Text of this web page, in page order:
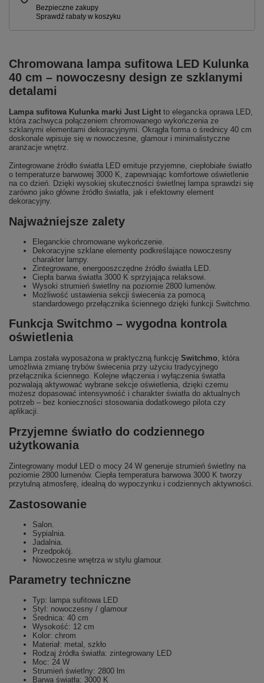
Chromowana lampa sufitowa LED Kulunka
40 cm – nowoczesny design ze szklanymi
detalami
Lampa sufitowa Kulunka marki Just Light to elegancka oprawa LED,
która zachwyca połączeniem chromowanego wykończenia ze
szklanymi elementami dekoracyjnymi. Okrągła forma o średnicy 40 cm
doskonale wpisuje się w nowoczesne, glamour i minimalistyczne
aranżacje wnętrz.
Zintegrowane źródło światła LED emituje przyjemne, ciepłobiałe światło
o temperaturze barwowej 3000 K, zapewniając komfortowe oświetlenie
na co dzień. Dzięki wysokiej skuteczności świetlnej lampa sprawdzi się
zarówno jako główne źródło światła, jak i efektowny element
dekoracyjny.
Najważniejsze zalety
Eleganckie chromowane wykończenie.
Dekoracyjne szklane elementy podkreślające nowoczesny
charakter lampy.
Zintegrowane, energooszczędne źródło światła LED.
Ciepła barwa światła 3000 K sprzyjająca relaksowi.
Wysoki strumień świetlny na poziomie 2800 lumenów.
Możliwość ustawienia sekcji świecenia za pomocą
standardowego przełącznika ściennego dzięki funkcji Switchmo.
Funkcja Switchmo – wygodna kontrola
oświetlenia
Lampa została wyposażona w praktyczną funkcję Switchmo, która
umożliwia zmianę trybów świecenia przy użyciu tradycyjnego
przełącznika ściennego. Kolejne włączenia i wyłączenia światła
pozwalają aktywować wybrane sekcje oświetlenia, dzięki czemu
możesz dopasować intensywność i charakter światła do aktualnych
potrzeb – bez konieczności stosowania dodatkowego pilota czy
aplikacji.
Przyjemne światło do codziennego
użytkowania
Zintegrowany moduł LED o mocy 24 W generuje strumień świetlny na
poziomie 2800 lumenów. Ciepła temperatura barwowa 3000 K tworzy
przytulną atmosferę, idealną do wypoczynku i codziennych aktywności.
Zastosowanie
Salon.
Sypialnia.
Jadalnia.
Przedpokój.
Nowoczesne wnętrza w stylu glamour.
Parametry techniczne
Typ: lampa sufitowa LED
Styl: nowoczesny / glamour
Średnica: 40 cm
Wysokość: 12 cm
Kolor: chrom
Materiał: metal, szkło
Rodzaj źródła światła: zintegrowany LED
Moc: 24 W
Strumień świetlny: 2800 lm
Barwa światła: 3000 K